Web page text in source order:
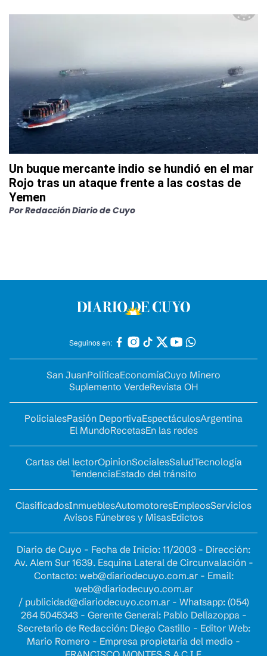
Un buque mercante indio se hundió en el mar
Rojo tras un ataque frente a las costas de
Yemen
PorRedacción Diario de Cuyo
Seguinos en:
San JuanPolíticaEconomíaCuyo Minero
Suplemento VerdeRevista OH
PolicialesPasión DeportivaEspectáculosArgentina
El MundoRecetasEn las redes
Cartas del lectorOpinionSocialesSaludTecnología
TendenciaEstado del tránsito
ClasificadosInmueblesAutomotoresEmpleosServicios
Avisos Fúnebres y MisasEdictos
Diario de Cuyo - Fecha de Inicio: 11/2003 - Dirección:
Av. Alem Sur 1639. Esquina Lateral de Circunvalación -
Contacto: web@diariodecuyo.com.ar- Email:
web@diariodecuyo.com.ar
/ publicidad@diariodecuyo.com.ar- Whatsapp: (054)
264 5045343 - Gerente General: Pablo Dellazoppa -
Secretario de Redacción: Diego Castillo - Editor Web:
Mario Romero - Empresa propietaria del medio -